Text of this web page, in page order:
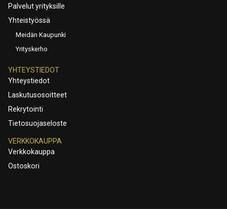
Palvelut yrityksille
Yhteistyössä
Meidän Kaupunki
Yrityskerho
YHTEYSTIEDOT
Yhteystiedot
Laskutusosoitteet
Rekrytointi
Tietosuojaseloste
VERKKOKAUPPA
Verkkokauppa
Ostoskori